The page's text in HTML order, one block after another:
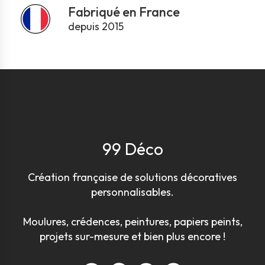
Fabriqué en France
depuis 2015
99 Déco
Création française de solutions décoratives
personnalisables.
Moulures, crédences, peintures, papiers peints,
projets sur-mesure et bien plus encore !